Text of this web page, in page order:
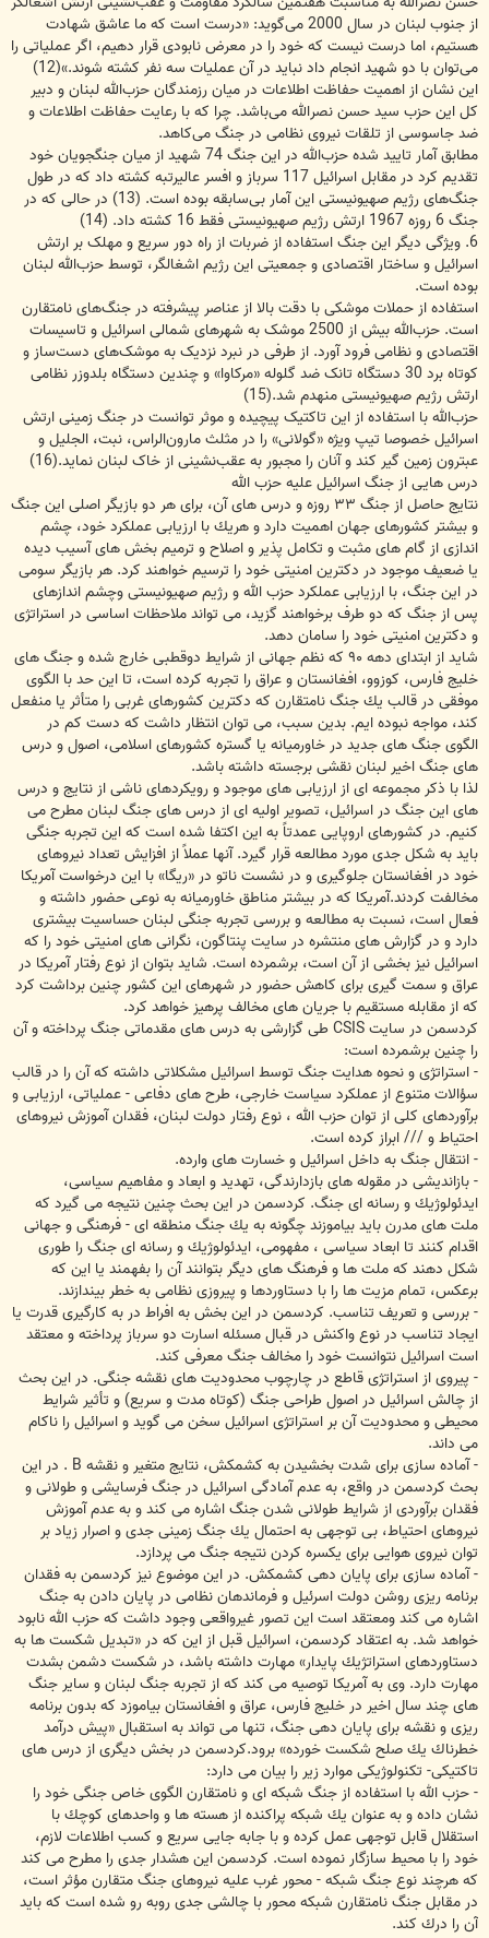
از جنوب لبنان در سال 2000 می‌گوید: «درست است که ما عاشق شهادت
هستیم، اما درست نیست که خود را در معرض نابودی قرار دهیم، اگر عملیاتی را
می‌توان با دو شهید انجام داد نباید در آن عملیات سه نفر کشته شوند.»(12)
این نشان از اهمیت حفاظت اطلاعات در میان رزمندگان حزب‌الله لبنان و دبیر
کل این حزب سید حسن نصرالله می‌باشد. چرا که با رعایت حفاظت اطلاعات و
ضد جاسوسی از تلقات نیروی نظامی در جنگ می‌کاهد.
مطابق آمار تایید شده حزب‌الله در این جنگ 74 شهید از میان جنگجویان خود
تقدیم کرد در مقابل اسرائیل 117 سرباز و افسر عالیرتبه کشته داد که در طول
جنگ‌های رژیم صهیونیستی این آمار بی‌سابقه بوده است. (13) در حالی که در
جنگ 6 روزه 1967 ارتش رژیم صهیونیستی فقط 16 کشته داد. (14)
6. ویژگی دیگر این جنگ استفاده از ضربات از راه دور سریع و مهلک بر ارتش
اسرائیل و ساختار اقتصادی و جمعیتی این رژیم اشغالگر، توسط حزب‌الله لبنان
بوده است.
استفاده از حملات موشکی با دقت بالا از عناصر پیشرفته در جنگ‌های نامتقارن
است. حزب‌الله بیش از 2500 موشک به شهرهای شمالی اسرائیل و تاسیسات
اقتصادی و نظامی فرود آورد. از طرفی در نبرد نزدیک به موشک‌های دست‌ساز و
کوتاه برد 30 دستگاه تانک ضد گلوله «مرکاوا» و چندین دستگاه بلدوزر نظامی
ارتش رژیم صهیونیستی منهدم شد.(15)
حزب‌الله با استفاده از این تاکتیک پیچیده و موثر توانست در جنگ زمینی ارتش
اسرائیل خصوصا تیپ ویژه «گولانی» را در مثلث مارون‌الراس، نبت، الجلیل و
عبترون زمین گیر کند و آنان را مجبور به عقب‌نشینی از خاک لبنان نماید.‌(16)
درس هايى از جنگ اسرائيل عليه حزب الله
نتايج حاصل از جنگ ۳۳ روزه و درس هاى آن، براى هر دو بازيگر اصلى اين جنگ
و بيشتر كشورهاى جهان اهميت دارد و هريك با ارزيابى عملكرد خود، چشم
اندازى از گام هاى مثبت و تكامل پذير و اصلاح و ترميم بخش هاى آسيب ديده
يا ضعيف موجود در دكترين امنيتى خود را ترسيم خواهند كرد. هر بازيگر سومى
در اين جنگ، با ارزيابى عملكرد حزب الله و رژيم صهيونيستى وچشم اندازهاى
پس از جنگ كه دو طرف برخواهند گزيد، مى تواند ملاحظات اساسى در استراتژى
و دكترين امنيتى خود را سامان دهد.
شايد از ابتداى دهه ۹۰ كه نظم جهانى از شرايط دوقطبى خارج شده و جنگ هاى
خليج فارس، كوزوو، افغانستان و عراق را تجربه كرده است، تا اين حد با الگوى
موفقى در قالب يك جنگ نامتقارن كه دكترين كشورهاى غربى را متأثر يا منفعل
كند، مواجه نبوده ايم. بدين سبب، مى توان انتظار داشت كه دست كم در
الگوى جنگ هاى جديد در خاورميانه يا گستره كشورهاى اسلامى، اصول و درس
هاى جنگ اخير لبنان نقشى برجسته داشته باشد.
لذا با ذكر مجموعه اى از ارزيابى هاى موجود و رويكردهاى ناشى از نتايج و درس
هاى اين جنگ در اسرائيل، تصوير اوليه اى از درس هاى جنگ لبنان مطرح مى
كنيم. در كشورهاى اروپايى عمدتاً به اين اكتفا شده است كه اين تجربه جنگى
بايد به شكل جدى مورد مطالعه قرار گيرد. آنها عملاً از افزايش تعداد نيروهاى
خود در افغانستان جلوگيرى و در نشست ناتو در «ريگا» با اين درخواست آمريكا
مخالفت كردند.آمريكا كه در بيشتر مناطق خاورميانه به نوعى حضور داشته و
فعال است، نسبت به مطالعه و بررسى تجربه جنگى لبنان حساسيت بيشترى
دارد و در گزارش هاى منتشره در سايت پنتاگون، نگرانى هاى امنيتى خود را كه
اسرائيل نيز بخشى از آن است، برشمرده است. شايد بتوان از نوع رفتار آمريكا در
عراق و سمت گيرى براى كاهش حضور در شهرهاى اين كشور چنين برداشت كرد
كه از مقابله مستقيم با جريان هاى مخالف پرهيز خواهد كرد.
كردسمن در سايت CSIS طى گزارشى به درس هاى مقدماتى جنگ پرداخته و آن
را چنين برشمرده است:
- استراتژى و نحوه هدايت جنگ توسط اسرائيل مشكلاتى داشته كه آن را در قالب
سؤالات متنوع از عملكرد سياست خارجى، طرح هاى دفاعى - عملياتى، ارزيابى و
برآوردهاى كلى از توان حزب الله ، نوع رفتار دولت لبنان، فقدان آموزش نيروهاى
احتياط و ‎/‎/‎/ ابراز كرده است.
- انتقال جنگ به داخل اسرائيل و خسارت هاى وارده.
- بازانديشى در مقوله هاى بازدارندگى، تهديد و ابعاد و مفاهيم سياسى،
ايدئولوژيك و رسانه اى جنگ. كردسمن در اين بحث چنين نتيجه مى گيرد كه
ملت هاى مدرن بايد بياموزند چگونه به يك جنگ منطقه اى - فرهنگى و جهانى
اقدام كنند تا ابعاد سياسى ، مفهومى، ايدئولوژيك و رسانه اى جنگ را طورى
شكل دهند كه ملت ها و فرهنگ هاى ديگر بتوانند آن را بفهمند يا اين كه
برعكس، تمام مزيت ها را با دستاوردها و پيروزى نظامى به خطر بيندازند.
- بررسى و تعريف تناسب. كردسمن در اين بخش به افراط در به كارگيرى قدرت يا
ايجاد تناسب در نوع واكنش در قبال مسئله اسارت دو سرباز پرداخته و معتقد
است اسرائيل نتوانست خود را مخالف جنگ معرفى كند.
- پيروى از استراتژى قاطع در چارچوب محدوديت هاى نقشه جنگى. در اين بحث
از چالش اسرائيل در اصول طراحى جنگ (كوتاه مدت و سريع) و تأثير شرايط
محيطى و محدوديت آن بر استراتژى اسرائيل سخن مى گويد و اسرائيل را ناكام
مى داند.
- آماده سازى براى شدت بخشيدن به كشمكش، نتايج متغير و نقشه B . در اين
بحث كردسمن در واقع، به عدم آمادگى اسرائيل در جنگ فرسايشى و طولانى و
فقدان برآوردى از شرايط طولانى شدن جنگ اشاره مى كند و به عدم آموزش
نيروهاى احتياط، بى توجهى به احتمال يك جنگ زمينى جدى و اصرار زياد بر
توان نيروى هوايى براى يكسره كردن نتيجه جنگ مى پردازد.
- آماده سازى براى پايان دهى كشمكش. در اين موضوع نيز كردسمن به فقدان
برنامه ريزى روشن دولت اسرئيل و فرماندهان نظامى در پايان دادن به جنگ
اشاره مى كند ومعتقد است اين تصور غيرواقعى وجود داشت كه حزب الله نابود
خواهد شد. به اعتقاد كردسمن، اسرائيل قبل از اين كه در «تبديل شكست ها به
دستاوردهاى استراتژيك پايدار» مهارت داشته باشد، در شكست دشمن بشدت
مهارت دارد. وى به آمريكا توصيه مى كند كه از تجربه جنگ لبنان و ساير جنگ
هاى چند سال اخير در خليج فارس، عراق و افغانستان بياموزد كه بدون برنامه
ريزى و نقشه براى پايان دهى جنگ، تنها مى تواند به استقبال «پيش درآمد
خطرناك يك صلح شكست خورده» برود.كردسمن در بخش ديگرى از درس هاى
تاكتيكى- تكنولوژيكى موارد زير را بيان مى دارد:
- حزب الله با استفاده از جنگ شبكه اى و نامتقارن الگوى خاص جنگى خود را
نشان داده و به عنوان يك شبكه پراكنده از هسته ها و واحدهاى كوچك با
استقلال قابل توجهى عمل كرده و با جابه جايى سريع و كسب اطلاعات لازم،
خود را با محيط سازگار نموده است. كردسمن اين هشدار جدى را مطرح مى كند
كه هرچند نوع جنگ شبكه - محور غرب عليه نيروهاى جنگ متقارن مؤثر است،
در مقابل جنگ نامتقارن شبكه محور با چالشى جدى روبه رو شده است كه بايد
آن را درك كند.